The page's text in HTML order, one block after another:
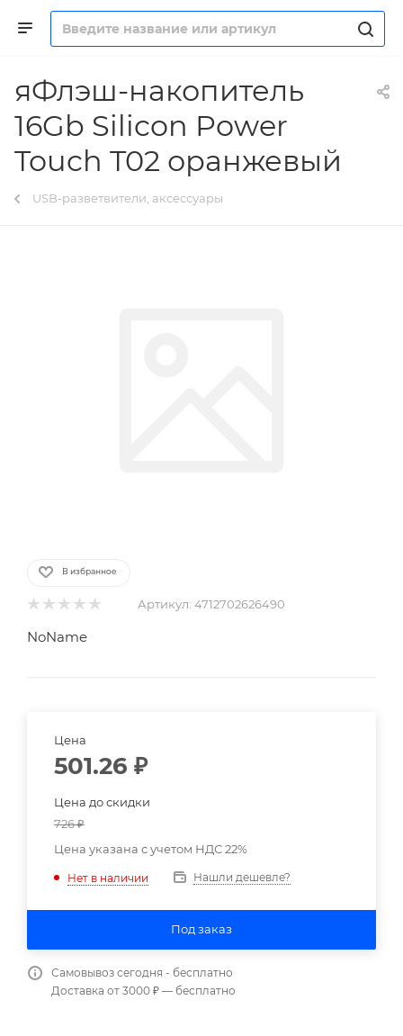
яФлэш-накопитель
16Gb Silicon Power
Touch T02 оранжевый
USB-разветвители, аксессуары
В избранное
Артикул: 4712702626490
NoName
Цена
501.26 ₽
Цена до скидки
726₽
Цена указана с учетом НДС 22%
Нет в наличии Нашли дешевле?
Под заказ
Самовывоз сегодня - бесплатно
Доставка от 3000 ₽ — бесплатно